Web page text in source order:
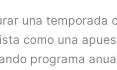
una temporada
como una
programa